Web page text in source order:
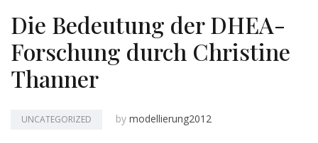
Die Bedeutung der DHEA-
Forschung durch Christine
Thanner
UNCATEGORIZED by modellierung2012